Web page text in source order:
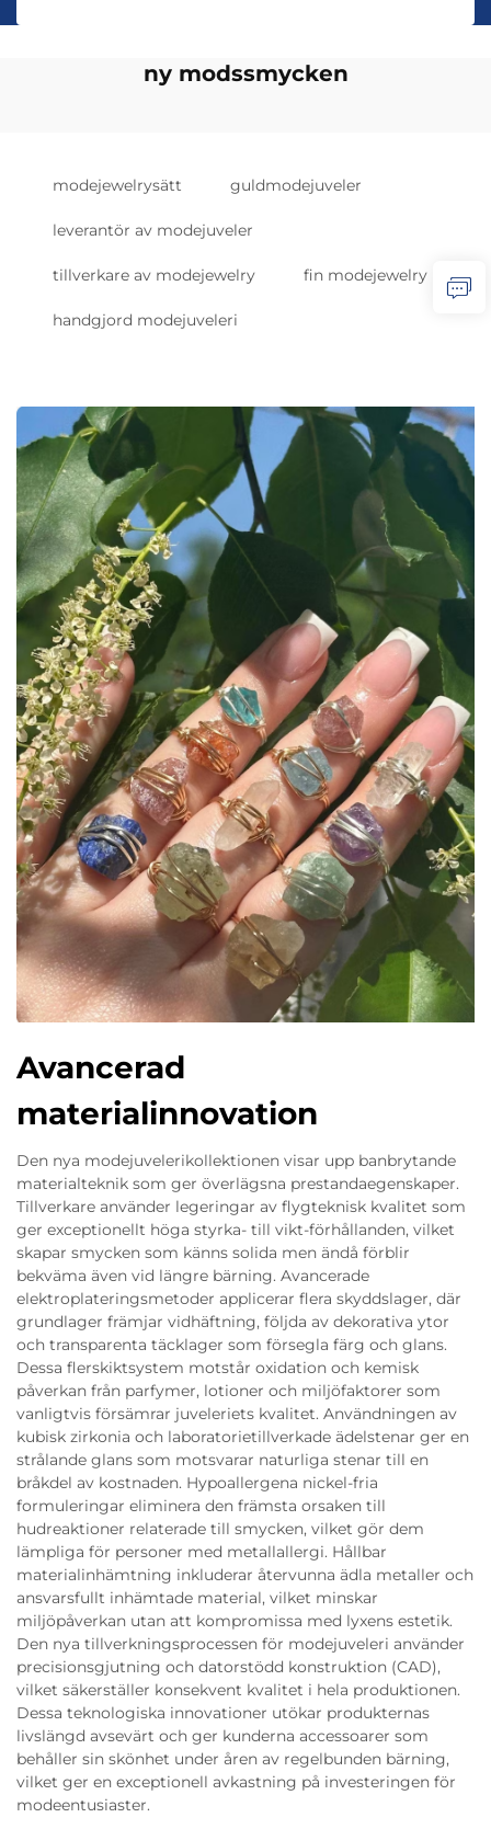
ny modssmycken
modejewelrysätt guldmodejuveler
leverantör av modejuveler
tillverkare av modejewelry fin modejewelry
handgjord modejuveleri
Avancerad
materialinnovation
Den nya modejuvelerikollektionen visar upp banbrytande
materialteknik som ger överlägsna prestandaegenskaper.
Tillverkare använder legeringar av flygteknisk kvalitet som
ger exceptionellt höga styrka- till vikt-förhållanden, vilket
skapar smycken som känns solida men ändå förblir
bekväma även vid längre bärning. Avancerade
elektroplateringsmetoder applicerar flera skyddslager, där
grundlager främjar vidhäftning, följda av dekorativa ytor
och transparenta täcklager som försegla färg och glans.
Dessa flerskiktsystem motstår oxidation och kemisk
påverkan från parfymer, lotioner och miljöfaktorer som
vanligtvis försämrar juveleriets kvalitet. Användningen av
kubisk zirkonia och laboratorietillverkade ädelstenar ger en
strålande glans som motsvarar naturliga stenar till en
bråkdel av kostnaden. Hypoallergena nickel-fria
formuleringar eliminera den främsta orsaken till
hudreaktioner relaterade till smycken, vilket gör dem
lämpliga för personer med metallallergi. Hållbar
materialinhämtning inkluderar återvunna ädla metaller och
ansvarsfullt inhämtade material, vilket minskar
miljöpåverkan utan att kompromissa med lyxens estetik.
Den nya tillverkningsprocessen för modejuveleri använder
precisionsgjutning och datorstödd konstruktion (CAD),
vilket säkerställer konsekvent kvalitet i hela produktionen.
Dessa teknologiska innovationer utökar produkternas
livslängd avsevärt och ger kunderna accessoarer som
behåller sin skönhet under åren av regelbunden bärning,
vilket ger en exceptionell avkastning på investeringen för
modeentusiaster.